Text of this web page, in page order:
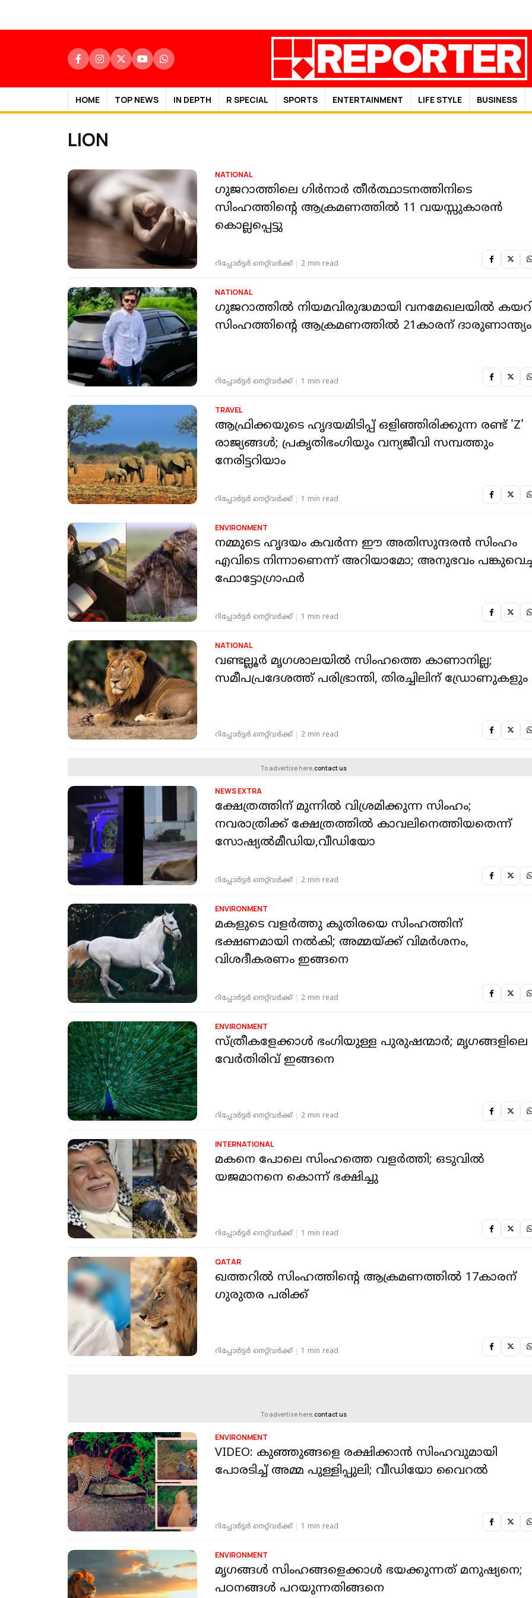
HOME TOP NEWS IN DEPTH R SPECIAL SPORTS ENTERTAINMENT LIFE STYLE BUSINESS
LION
NATIONAL
ഗുജറാത്തിലെ ഗിർനാർ തീർത്ഥാടനത്തിനിടെ
സിംഹത്തിന്റെ ആക്രമണത്തിൽ 11 വയസ്സുകാരൻ
കൊല്ലപ്പെട്ടു
റിപ്പോർട്ടർ നെറ്റ്‌വര്‍ക്ക്‌ 2 min read
NATIONAL
ഗുജറാത്തില്‍ നിയമവിരുദ്ധമായി വനമേഖലയില്‍
സിംഹത്തിന്റെ ആക്രമണത്തില്‍ 21കാരന് ദാരുണാന്ത്യം
റിപ്പോർട്ടർ നെറ്റ്‌വര്‍ക്ക്‌ 1 min read
TRAVEL
ആഫ്രിക്കയുടെ ഹൃദയമിടിപ്പ് ഒളിഞ്ഞിരിക്കുന്ന രണ്ട് 'Z'
രാജ്യങ്ങൾ; പ്രകൃതിഭംഗിയും വന്യജീവി സമ്പത്തും
നേരിട്ടറിയാം
റിപ്പോർട്ടർ നെറ്റ്‌വര്‍ക്ക്‌ 1 min read
ENVIRONMENT
നമ്മുടെ ഹൃദയം കവർന്ന ഈ അതിസുന്ദരൻ സിംഹം
എവിടെ നിന്നാണെന്ന് അറിയാമോ; അനുഭവം
ഫോട്ടോഗ്രാഫർ
റിപ്പോർട്ടർ നെറ്റ്‌വര്‍ക്ക്‌ 1 min read
NATIONAL
വണ്ടല്ലൂർ മൃഗശാലയിൽ സിംഹത്തെ കാണാനില്ല;
സമീപപ്രദേശത്ത് പരിഭ്രാന്തി, തിരച്ചിലിന് ഡ്രോണുകളും
റിപ്പോർട്ടർ നെറ്റ്‌വര്‍ക്ക്‌ 2 min read
To advertise here,contact us
NEWS EXTRA
ക്ഷേത്രത്തിന് മുന്നില്‍ വിശ്രമിക്കുന്ന സിംഹം;
നവരാത്രിക്ക് ക്ഷേത്രത്തിൽ കാവലിനെത്തിയതെന്ന്
സോഷ്യൽമീഡിയ,വീഡിയോ
റിപ്പോർട്ടർ നെറ്റ്‌വര്‍ക്ക്‌ 2 min read
ENVIRONMENT
മകളുടെ വളർത്തു കുതിരയെ സിംഹത്തിന്
ഭക്ഷണമായി നൽകി; അമ്മയ്ക്ക് വിമർശനം,
വിശദീകരണം ഇങ്ങനെ
റിപ്പോർട്ടർ നെറ്റ്‌വര്‍ക്ക്‌ 2 min read
ENVIRONMENT
സ്ത്രീകളേക്കാള്‍ ഭം​ഗിയുള്ള പുരുഷന്മാർ; മൃ​ഗങ്ങളിലെ
വേർതിരിവ് ഇങ്ങനെ
റിപ്പോർട്ടർ നെറ്റ്‌വര്‍ക്ക്‌ 2 min read
INTERNATIONAL
മകനെ പോലെ സിം​​ഹത്തെ വളർത്തി; ഒടുവിൽ
യജമാനനെ കൊന്ന് ഭക്ഷിച്ചു
റിപ്പോർട്ടർ നെറ്റ്‌വര്‍ക്ക്‌ 1 min read
QATAR
ഖത്തറില്‍ സിംഹത്തിന്റെ ആക്രമണത്തില്‍ 17കാരന്
ഗുരുതര പരിക്ക്
റിപ്പോർട്ടർ നെറ്റ്‌വര്‍ക്ക്‌ 1 min read
To advertise here,contact us
ENVIRONMENT
VIDEO: കുഞ്ഞുങ്ങളെ രക്ഷിക്കാൻ സിംഹവുമായി
പോരടിച്ച് അമ്മ പുള്ളിപ്പുലി; വീഡിയോ വൈറൽ
റിപ്പോർട്ടർ നെറ്റ്‌വര്‍ക്ക്‌ 1 min read
ENVIRONMENT
മൃഗങ്ങള്‍ സിംഹങ്ങളെക്കാള്‍ ഭയക്കുന്നത് മനുഷ്യനെ;
പഠനങ്ങള്‍ പറയുന്നതിങ്ങനെ